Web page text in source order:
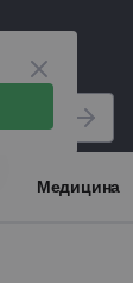
Медицина